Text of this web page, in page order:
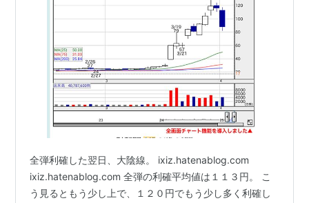
全弾利確した翌日、大陰線。 ixiz.hatenablog.com
ixiz.hatenablog.com 全弾の利確平均値は１１３円。 こ
う見るともう少し上で、１２０円でもう少し多く利確し